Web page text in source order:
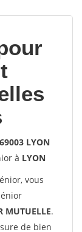
LYON
à LYON
vous
MUTUELLE.
de bien